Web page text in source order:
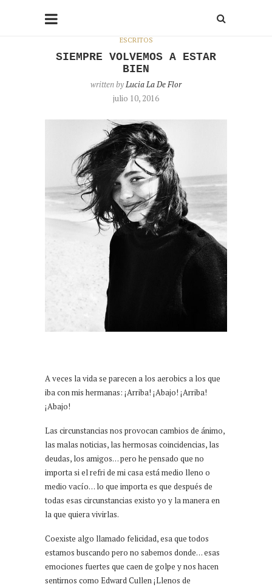
ESCRITOS
SIEMPRE VOLVEMOS A ESTAR
BIEN
written byLucia La De Flor
julio 10, 2016
A veces la vida se parecen a los aerobics a los que
iba con mis hermanas: ¡Arriba! ¡Abajo! ¡Arriba!
¡Abajo!
Las circunstancias nos provocan cambios de ánimo,
las malas noticias, las hermosas coincidencias, las
deudas, los amigos… pero he pensado que no
importa si el refri de mi casa está medio lleno o
medio vacío… lo que importa es que después de
todas esas circunstancias existo yo y la manera en
la que quiera vivirlas.
Coexiste algo llamado felicidad, esa que todos
estamos buscando pero no sabemos donde… esas
emociones fuertes que caen de golpe y nos hacen
sentirnos como Edward Cullen ¡Llenos de